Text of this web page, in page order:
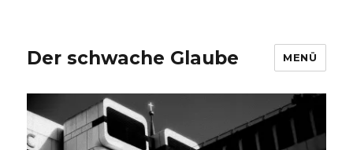
Der schwache Glaube MENÜ